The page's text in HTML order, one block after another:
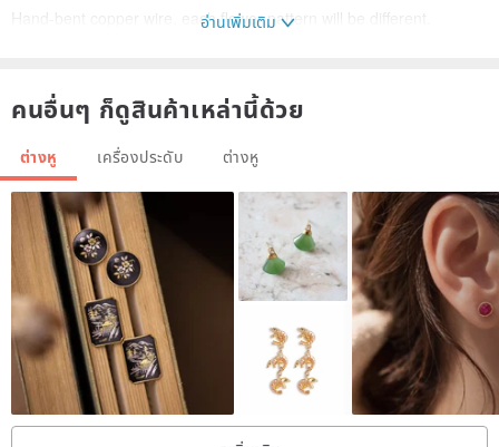
Hand-bent copper wire, each flower pattern will be different.
national holidays)
Resin works are fragile, avoiding heavy pressure and impact, or
long-term exposure to high temperature sunlight.
Keep it as dry as possible when not wearing it. Please put it back in
a box or sealed bag.
The petals are lighter and thinner, and are pushed and pulled with
the fingertips when worn.
If the flowers are dirty, use a damp cloth dampened with water to
gently wipe the fingertips to avoid "alcohol products."
อ่านเพิ่มเติม
คนอื่นๆ ก็ดูสินค้าเหล่านี้ด้วย
ต่างหู เครื่องประดับ ต่างหู